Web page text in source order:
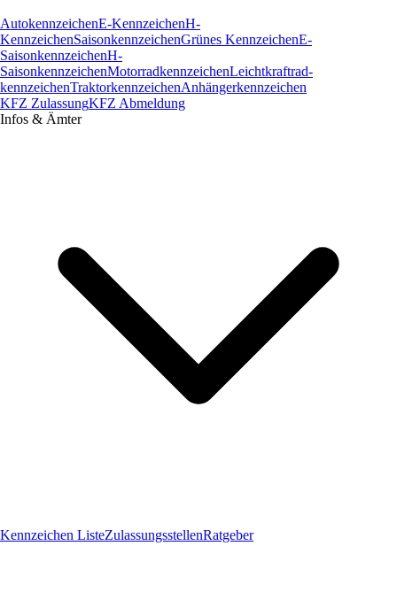
AutokennzeichenE-KennzeichenH-
KennzeichenSaisonkennzeichenGrünes KennzeichenE-
SaisonkennzeichenH-
SaisonkennzeichenMotorradkennzeichenLeichtkraftrad­
kennzeichenTraktorkennzeichenAnhängerkennzeichen
KFZ ZulassungKFZ Abmeldung
Infos & Ämter
Kennzeichen ListeZulassungsstellenRatgeber